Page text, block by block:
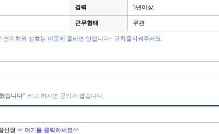
경력 3년이상
근무형태 무관
연락처와 상호는 이곳에 올리면 안됩니다~ 규칙을지켜주세요.
습니다" 라고 하시면 문의가 쉽습니다.
신청 ☞ 여기를 클릭하세요^^